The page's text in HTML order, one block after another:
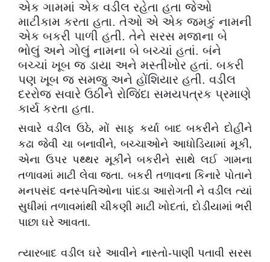
એક ગામમાં એક વડીલ રહેતા હતા જેઓ
માટીકામ કરતા હતા. તેઓ એ એક જમકું નામની
એક બકરી પાળી હતી. તેને સરસ મજાના બે
ભોલું અને ગોલું નામના બે બચ્ચાં હતાં. બંને
બચ્ચાં ખૂબ જ ડાયા અને મસ્તીખોર હતાં. બકરી
પણ ખૂબ જ સમજુ અને હોંશિયાર હતી. વડીલ
દરરોજ સવારે ઉઠીને રોજિંદા સમયપત્રક પ્રમાણે
કાર્ય કરતા હતા.
સવારે વડીલ ઉઠે, મોં સાફ કર્યા બાદ બકરીને દોહીને
કઢા જેવી ચા બનાવીને, બચ્ચાઓને આધોડિયામાં મૂકી,
એના ઉપર પથ્થર મૂકીને બકરીને સાથે લઈ ગામના
તળાવમાં માટી લેવા જતા. બકરી તળાવના કિનારે પોતાને
મનપસંદ વનસ્પતિઓના પાંદડા આરોગતી ને વડીલ ત્યાં
સુધીમાં તળાવમાંથી ચીકણી માટી ખોદતાં, દોડીયામાં ભરી
પાછા ઘરે આવતા.
ત્યારબાદ વડીલ ઘરે આવીને નાસ્તો-પાણી પતાવી સરસ